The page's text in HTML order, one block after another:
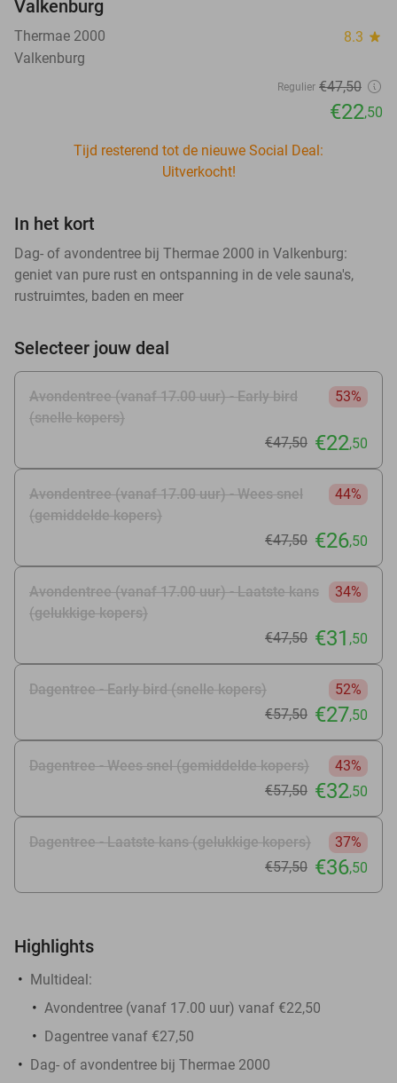
Valkenburg
Thermae 2000 8.3 star
Valkenburg
Regulier €47,50
€22,50
Tijd resterend tot de nieuwe Social Deal:
Uitverkocht!
In het kort
Dag- of avondentree bij Thermae 2000 in Valkenburg:
geniet van pure rust en ontspanning in de vele sauna's,
rustruimtes, baden en meer
Selecteer jouw deal
Avondentree (vanaf 17.00 uur) - Early bird
(snelle kopers)
53%
€47,50 €22,50
Avondentree (vanaf 17.00 uur) - Wees snel
(gemiddelde kopers)
44%
€47,50 €26,50
Avondentree (vanaf 17.00 uur) - Laatste kans
(gelukkige kopers)
34%
€47,50 €31 ,50
Dagentree - Early bird (snelle kopers)
52%
€57,50 €27,50
Dagentree - Wees snel (gemiddelde kopers)
43%
€57,50 €32,50
Dagentree - Laatste kans (gelukkige kopers)
37%
€57,50 €36,50
Highlights
Multideal:
Avondentree (vanaf 17.00 uur) vanaf €22,50
Dagentree vanaf €27,50
Dag- of avondentree bij Thermae 2000